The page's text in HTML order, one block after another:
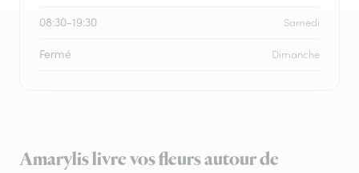
08:30-19:30 Samedi
Fermé Dimanche
Amarylis livre vos fleurs autour de